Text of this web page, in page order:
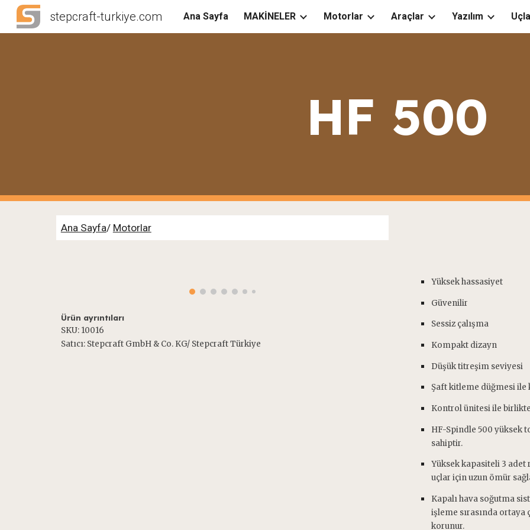
Skip to main content Skip to
stepcraft-turkiye.com Ana Sayfa MAKİNELER Motorlar Araçlar Yazılım
HF 500
Ana Sayfa/ Motorlar
Ürün ayrıntıları
SKU: 10016
Satıcı: Stepcraft GmbH & Co. KG/ Stepcraft Türkiye
Yüksek hassasiyet
Güvenilir
Sessiz çalışma
Kompakt dizayn
Düşük titreşim seviyesi
Şaft kitleme düğmesi ile
Kontrol ünitesi ile
HF-Spindle 500 yüksek
sahiptir.
Yüksek kapasiteli 3 adet
uçlar için uzun ömür
Kapalı hava soğutma
işleme sırasında
korunur.